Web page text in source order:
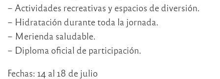
– Actividades recreativas y espacios de diversión.
– Hidratación durante toda la jornada.
– Merienda saludable.
– Diploma oficial de participación.
Fechas: 14 al 18 de julio